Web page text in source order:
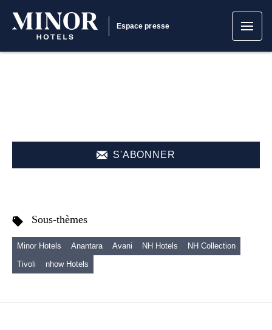
Espace presse
Sous-thèmes
Minor Hotels Anantara Avani NH Hotels
NH Collection
Tivoli
nhow Hotels
S'ABONNER